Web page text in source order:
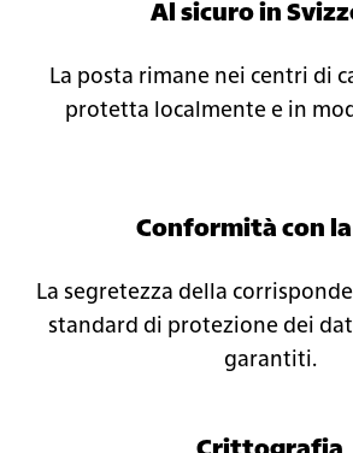
Al sicuro in
La posta rimane nei centri di
protetta localmente e in
Conformità con la
La segretezza della
standard di protezione dei
garantiti.​